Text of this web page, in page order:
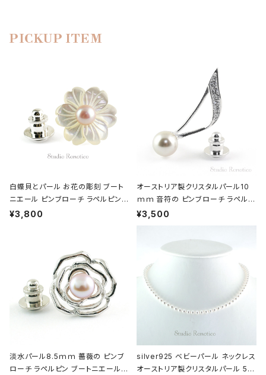
PICKUP ITEM
白蝶貝とパール お花の彫刻 ブート
ニエール ピンブローチ ラペルピン
タイタック ピンク swb-44
¥3,800
オーストリア製クリスタルパール10
ｍｍ 音符の ピンブローチ ラペルピ
ン ブートニエール ホワイト swb-21
¥3,500
淡水パール8.5ｍｍ 薔薇の ピンブ
ローチ ラペルピン ブートニエール
silver925 ベビーパール ネックレス
オーストリア製クリスタルパール 5m